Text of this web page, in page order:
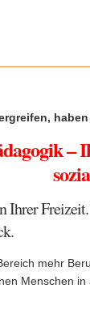
–
Ihrer
mehr
Menschen